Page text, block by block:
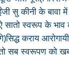
सु कीनी के
सातो स्वरूप के
कराय
सब स्वरूपण को